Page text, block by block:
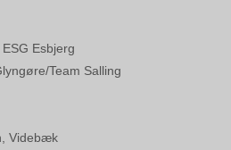
Esbjerg
Team Salling
Videbæk